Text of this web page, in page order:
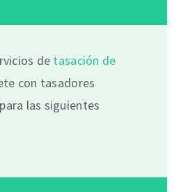
de tasación de
con tasadores
las siguientes